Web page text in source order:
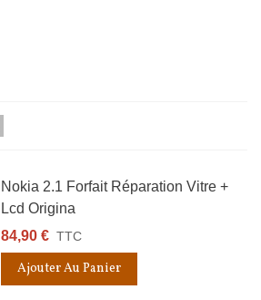
Nokia 2.1 Forfait Réparation Vitre +
Lcd Origina
84,90 € TTC
Ajouter Au Panier